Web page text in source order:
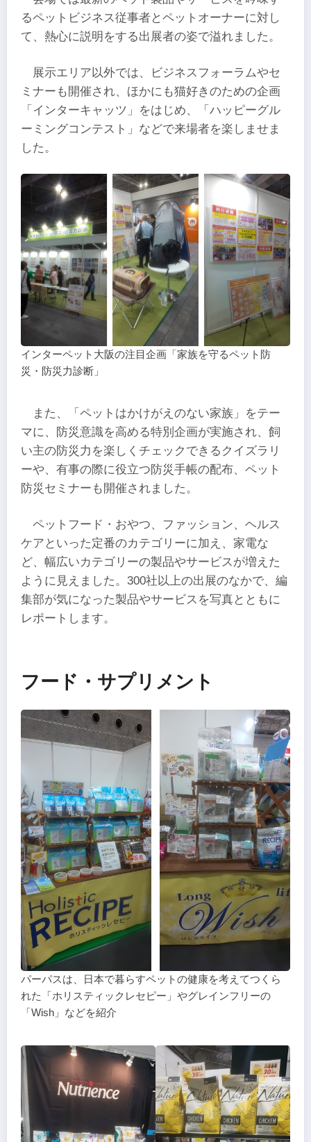
るペットビジネス従事者とペットオーナーに対し
て、熱心に説明をする出展者の姿で溢れました。
展示エリア以外では、ビジネスフォーラムやセ
ミナーも開催され、ほかにも猫好きのための企画
「インターキャッツ」をはじめ、「ハッピーグル
ーミングコンテスト」などで来場者を楽しませま
した。
インターペット大阪の注目企画「家族を守るペット防
災・防災力診断」
また、「ペットはかけがえのない家族」をテー
マに、防災意識を高める特別企画が実施され、飼
い主の防災力を楽しくチェックできるクイズラリ
ーや、有事の際に役立つ防災手帳の配布、ペット
防災セミナーも開催されました。
ペットフード・おやつ、ファッション、ヘルス
ケアといった定番のカテゴリーに加え、家電な
ど、幅広いカテゴリーの製品やサービスが増えた
ように見えました。300社以上の出展のなかで、編
集部が気になった製品やサービスを写真とともに
レポートします。
フード・サプリメント
パーパスは、日本で暮らすペットの健康を考えてつくら
れた「ホリスティックレセピー」やグレインフリーの
「Wish」などを紹介